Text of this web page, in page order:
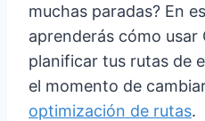
muchas paradas? En
aprenderás cómo usar
planificar tus rutas de
el momento de
optimización de rutas.